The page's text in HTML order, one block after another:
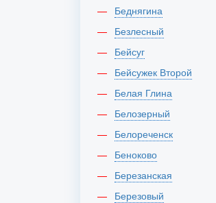
Беднягина
Безлесный
Бейсуг
Бейсужек Второй
Белая Глина
Белозерный
Белореченск
Беноково
Березанская
Березовый